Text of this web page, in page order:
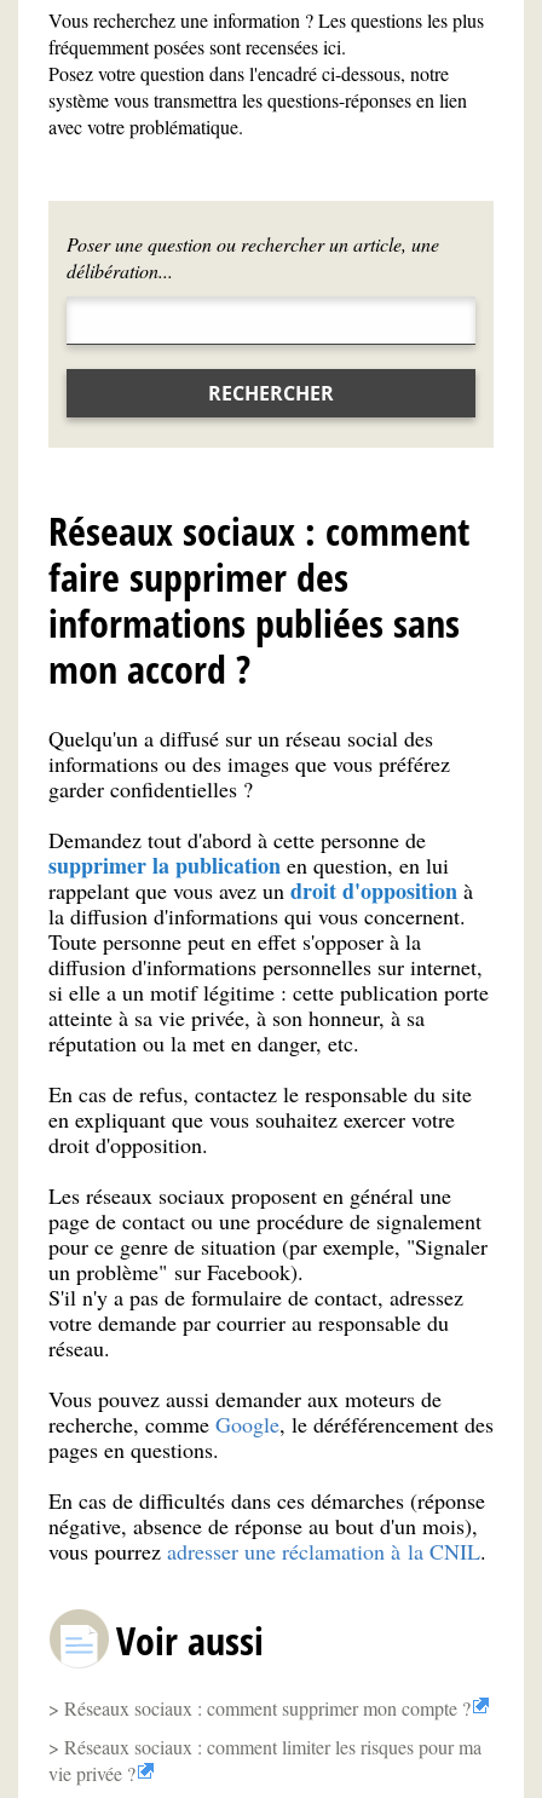
Vous recherchez une information ? Les questions les plus
fréquemment posées sont recensées ici.
Posez votre question dans l'encadré ci-dessous, notre
système vous transmettra les questions-réponses en lien
avec votre problématique.
Poser une question ou rechercher un article, une
délibération...
RECHERCHER
Réseaux sociaux : comment
faire supprimer des
informations publiées sans
mon accord ?
Quelqu'un a diffusé sur un réseau social des
informations ou des images que vous préférez
garder confidentielles ?
Demandez tout d'abord à cette personne de
supprimer la publication en question, en lui
rappelant que vous avez un droit d'opposition à
la diffusion d'informations qui vous concernent.
Toute personne peut en effet s'opposer à la
diffusion d'informations personnelles sur internet,
si elle a un motif légitime : cette publication porte
atteinte à sa vie privée, à son honneur, à sa
réputation ou la met en danger, etc.
En cas de refus, contactez le responsable du site
en expliquant que vous souhaitez exercer votre
droit d'opposition.
Les réseaux sociaux proposent en général une
page de contact ou une procédure de signalement
pour ce genre de situation (par exemple, "Signaler
un problème" sur Facebook).
S'il n'y a pas de formulaire de contact, adressez
votre demande par courrier au responsable du
réseau.
Vous pouvez aussi demander aux moteurs de
recherche, comme Google, le déréférencement des
pages en questions.
En cas de difficultés dans ces démarches (réponse
négative, absence de réponse au bout d'un mois),
vous pourrez adresser une réclamation à la CNIL.
Voir aussi
Réseaux sociaux : comment supprimer mon compte ?
Réseaux sociaux : comment limiter les risques pour ma
vie privée ?